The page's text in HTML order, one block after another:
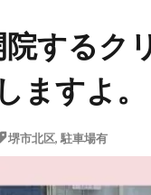
院する
ますよ。
堺市北区, 駐車場有